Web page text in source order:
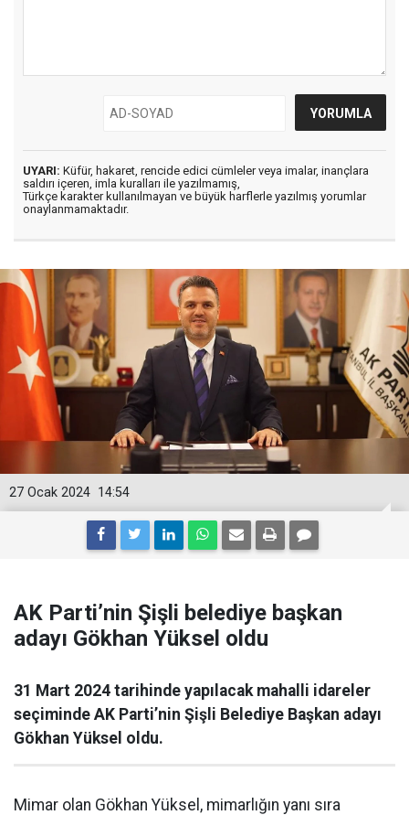
UYARI: Küfür, hakaret, rencide edici cümleler veya imalar, inançlara
saldırı içeren, imla kuralları ile yazılmamış,
Türkçe karakter kullanılmayan ve büyük harflerle yazılmış yorumlar
onaylanmamaktadır.
14:54
27 Ocak 2024
AK Parti’nin Şişli belediye başkan
adayı Gökhan Yüksel oldu
31 Mart 2024 tarihinde yapılacak mahalli idareler
seçiminde AK Parti’nin Şişli Belediye Başkan adayı
Gökhan Yüksel oldu.
Mimar olan Gökhan Yüksel, mimarlığın yanı sıra